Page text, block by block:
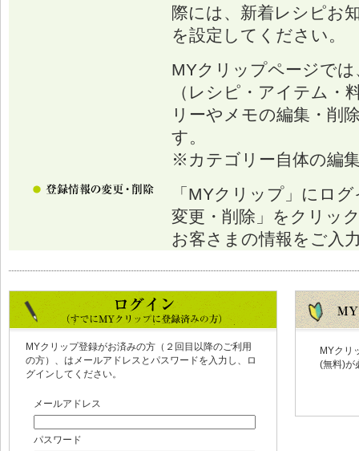
際には、新着レシピお
を設定してください。
MYクリップページで
（レシピ・アイテム・
リーやメモの編集・削
す。
※カテゴリー自体の編
「MYクリップ」にロ
変更・削除」をクリッ
お客さまの情報をご入
MYクリップ登録がお済みの方（２回目以降のご利用
の方）、はメールアドレスとパスワードを入力し、ロ
グインしてください。
メールアドレス
パスワード
MYクリ
(無料)が